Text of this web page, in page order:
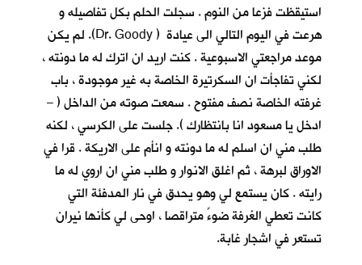
استيقظت فزعا من النوم . سجلت الحلم بكل تفاصيله و
هرعت في اليوم التالي الى عيادة ( Dr. Goody). لم يكن
موعد مراجعتي الاسبوعية . كنت اريد ان اترك له ما دونته ،
لكني تفاجأت ان السكرتيرة الخاصة به غير موجودة ، باب
غرفته الخاصة نصف مفتوح . سمعت صوته من الداخل ( –
ادخل يا مسعود انا بانتظارك ). جلست على الكرسي ، لكنه
طلب مني ان اسلم له ما دونته و انأم على الاريكة . قرا في
الاوراق لبرهة ، ثم اغلق الانوار و طلب مني ان اروي له ما
رايته . كان يستمع لي وهو يحدق في نار المدفئة التي
كانت تعطي الغرفة ضوءً متراقصا ، اوحى لي كأنها نيران
تستعر في اشجار غابة.